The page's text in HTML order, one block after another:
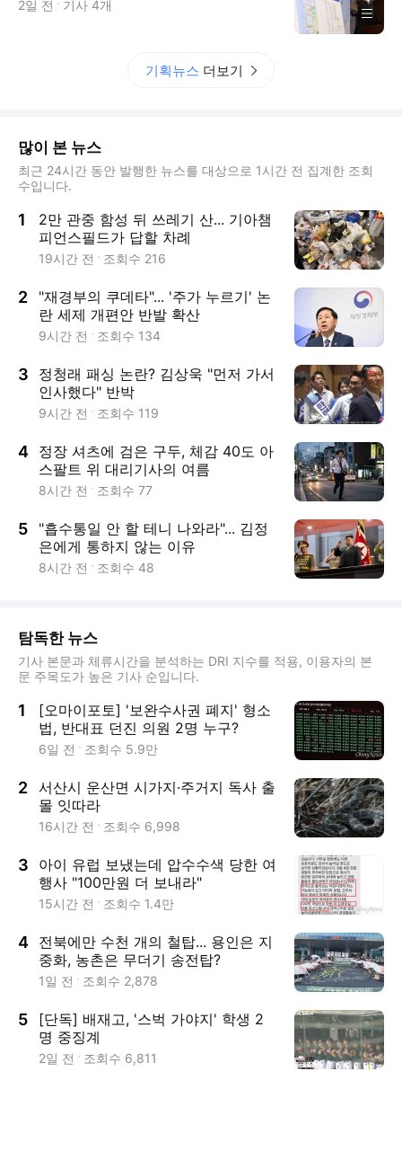
2일 전 기사 4개
기획뉴스 더보기
많이 본 뉴스
최근 24시간 동안 발행한 뉴스를 대상으로 1시간 전 집계한 조회
수입니다.
1
2만 관중 함성 뒤 쓰레기 산... 기아챔
피언스필드가 답할 차례
19시간 전 조회수 216
2
"재경부의 쿠데타"... '주가 누르기' 논
란 세제 개편안 반발 확산
9시간 전 조회수 134
3
정청래 패싱 논란? 김상욱 "먼저 가서
인사했다" 반박
9시간 전 조회수 119
4 정장 셔츠에 검은 구두, 체감 40도 아
스팔트 위 대리기사의 여름
8시간 전 조회수 77
5
"흡수통일 안 할 테니 나와라"... 김정
은에게 통하지 않는 이유
8시간 전 조회수 48
탐독한 뉴스
기사 본문과 체류시간을 분석하는 DRI 지수를 적용, 이용자의 본
문 주목도가 높은 기사 순입니다.
1
[오마이포토] '보완수사권 폐지' 형소
법, 반대표 던진 의원 2명 누구?
6일 전 조회수 5.9만
2 서산시 운산면 시가지·주거지 독사 출
몰 잇따라
16시간 전 조회수 6,998
3
아이 유럽 보냈는데 압수수색 당한 여
행사 "100만원 더 보내라"
15시간 전 조회수 1.4만
4 전북에만 수천 개의 철탑... 용인은 지
중화, 농촌은 무더기 송전탑?
1일 전 조회수 2,878
5
[단독] 배재고, '스벅 가야지' 학생 2
명 중징계
2일 전 조회수 6,811